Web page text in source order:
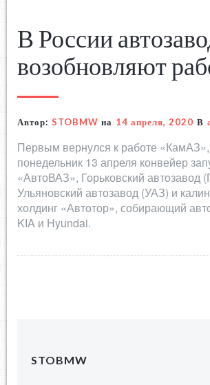
В России
возобновляют
Автор: STOBMW на 14 апреля, 2020 В
Первым вернулся к работе
понедельник 13 апреля конвейер
«АвтоВАЗ», Горьковский автозавод
Ульяновский автозавод (УАЗ) и
холдинг «Автотор», собирающий
KIA и Hyundai.
STOBMW